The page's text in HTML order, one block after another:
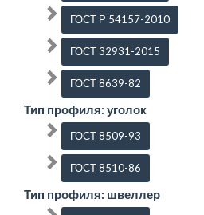
ГОСТ Р 54157-2010
ГОСТ 32931-2015
ГОСТ 8639-82
Тип профиля: уголок
ГОСТ 8509-93
ГОСТ 8510-86
Тип профиля: швеллер